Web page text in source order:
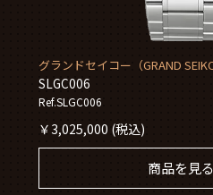
グランドセイコー（GRAND SEIKO
SLGC006
Ref.SLGC006
￥3,025,000 (税込)
商品を見る